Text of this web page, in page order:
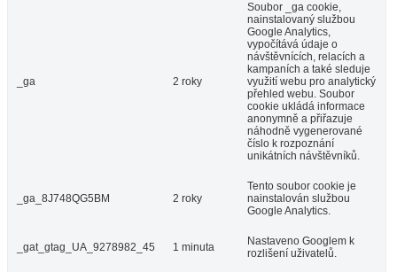
_ga 2 roky
Soubor _ga cookie,
nainstalovaný službou
Google Analytics,
vypočítává údaje o
návštěvnících, relacích a
kampaních a také sleduje
využití webu pro analytický
přehled webu. Soubor
cookie ukládá informace
anonymně a přiřazuje
náhodně vygenerované
číslo k rozpoznání
unikátních návštěvníků.
_ga_8J748QG5BM 2 roky
Tento soubor cookie je
nainstalován službou
Google Analytics.
_gat_gtag_UA_9278982_45 1 minuta
Nastaveno Googlem k
rozlišení uživatelů.